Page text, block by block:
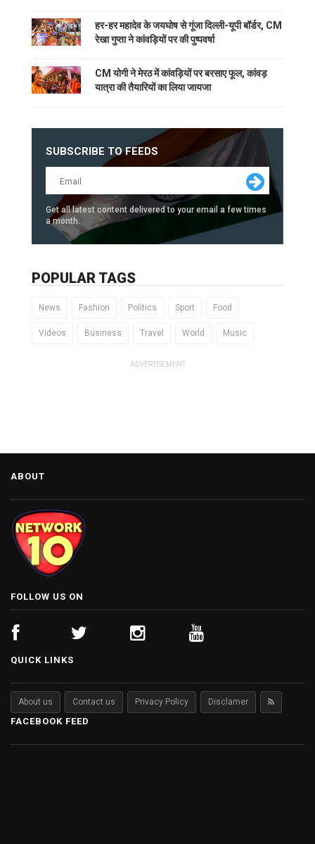
हर-हर महादेव के जयघोष से गूंजा दिल्ली-यूपी बॉर्डर, CM
रेखा गुप्ता ने कांवड़ियों पर की पुष्पवर्षा
CM योगी ने मेरठ में कांवड़ियों पर बरसाए फूल, कांवड़
यात्रा की तैयारियों का लिया जायजा
SUBSCRIBE TO FEEDS
Get all latest content delivered to your email a few times
a month.
POPULAR TAGS
News Fashion Politics Sport Food
Videos Business Travel World Music
ADVERTISEMENT
ABOUT
FOLLOW US ON
QUICK LINKS
About us Contact us Privacy Policy Disclamer
FACEBOOK FEED